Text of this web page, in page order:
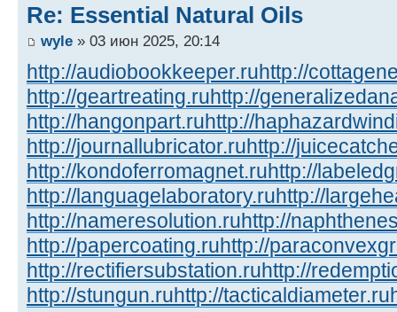
Re: Essential Natural Oils
wyle » 03 июн 2025, 20:14
http://audiobookkeeper.ruhttp://
http://geartreating.ruhttp://
http://hangonpart.ruhttp://
http://journallubricator.ruhttp://
http://kondoferromagnet.ruhttp://
http://languagelaboratory.ruhttp://
http://nameresolution.ruhttp://
http://papercoating.ruhttp://
http://rectifiersubstation.ruhttp://
http://stungun.ruhttp://tacticaldiameter.ru